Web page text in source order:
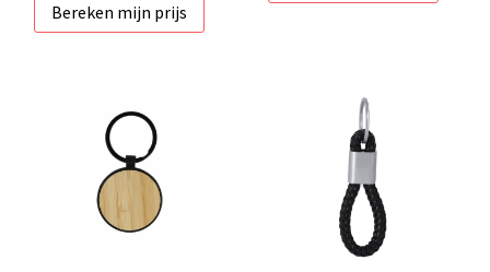
Bereken mijn prijs